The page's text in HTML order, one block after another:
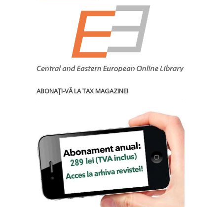
ABONAŢI-VĂ LA TAX MAGAZINE!